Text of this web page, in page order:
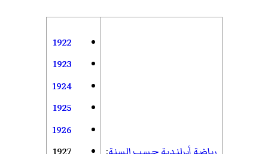
1922
1923
1924
1925
1926